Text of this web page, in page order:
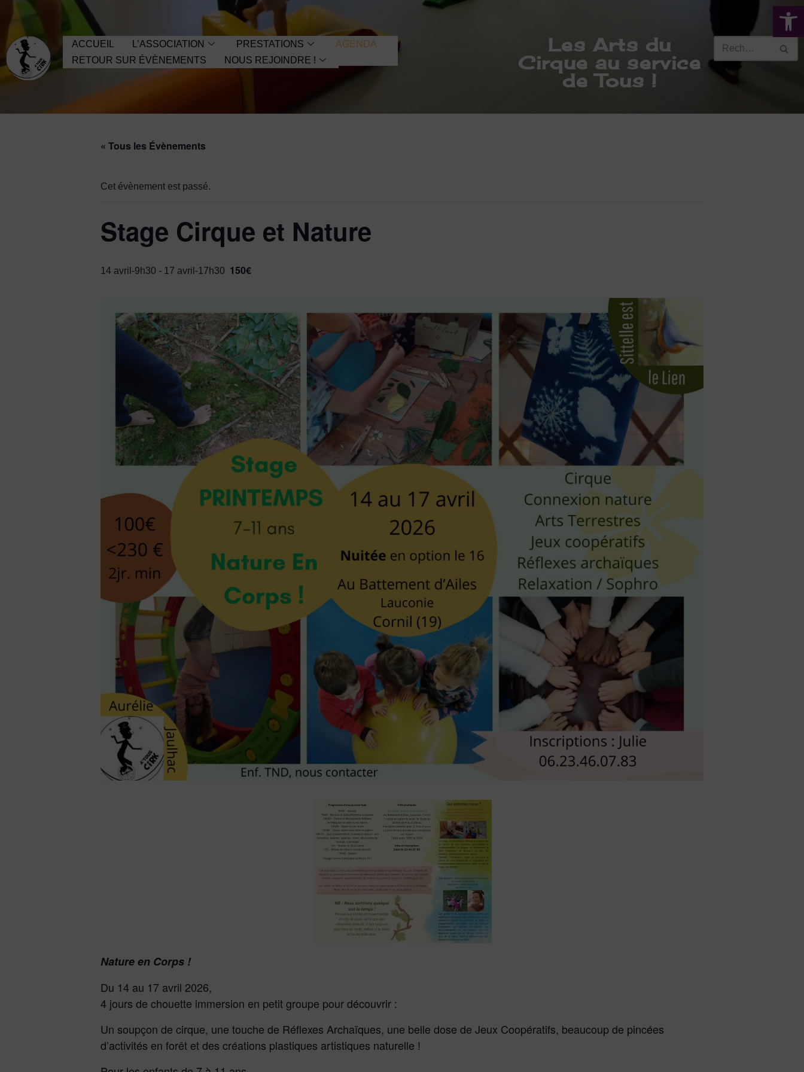
Ouvrir
au
contenu
ACCUEIL L’ASSOCIATION PRESTATIONS
AGENDA
RETOUR SUR ÉVÈNEMENTS
NOUS REJOINDRE !
Les Arts du
Cirque au service
de Tous !
« Tous les Évènements
Cet évènement est passé.
Stage Cirque et Nature
14 avril-9h30 - 17 avril-17h30 150€
Nature en Corps !
Du 14 au 17 avril 2026,
4 jours de chouette immersion en petit groupe pour découvrir :
Un soupçon de cirque, une touche de Réflexes Archaïques, une belle dose de Jeux Coopératifs, beaucoup de pincées
d’activités en forêt et des créations plastiques artistiques naturelle !